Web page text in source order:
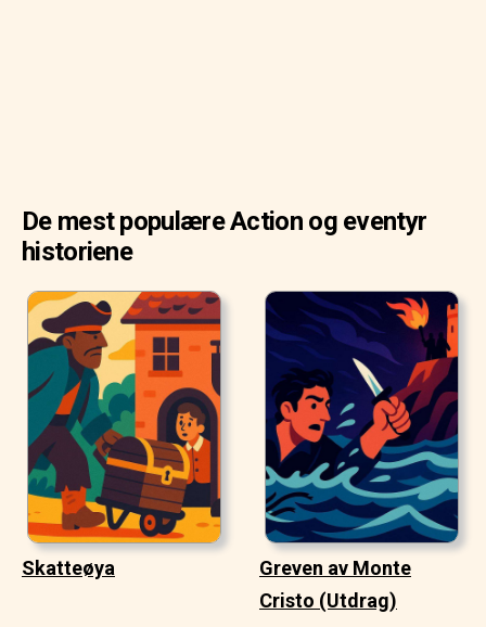
De mest populære Action og eventyr
historiene
Skatteøya
Greven av Monte
Cristo (Utdrag)